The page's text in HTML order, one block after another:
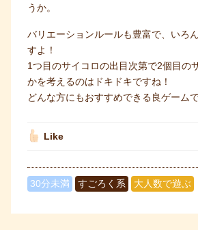
うか。
バリエーションルールも豊富で、いろ
すよ！
1つ目のサイコロの出目次第で2個目の
かを考えるのはドキドキですね！
どんな方にもおすすめできる良ゲームで
Like
30分未満 すごろく系 大人数で遊ぶ